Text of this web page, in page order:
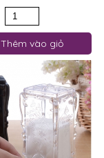
Thêm vào giỏ